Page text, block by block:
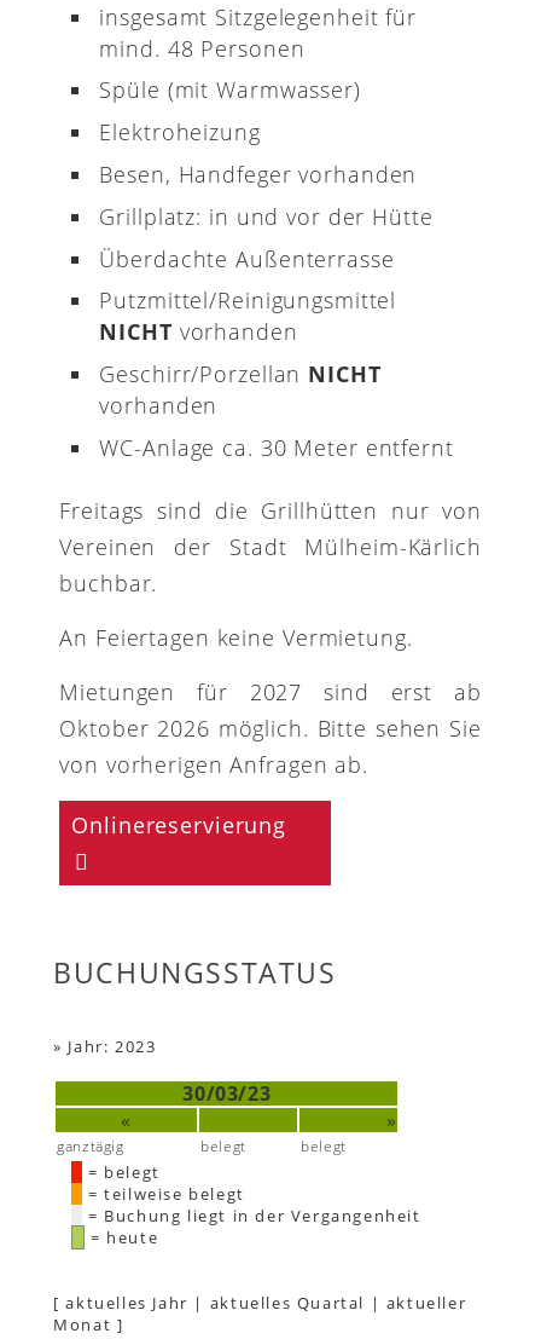
insgesamt Sitzgelegenheit für
mind. 48 Personen
Spüle (mit Warmwasser)
Elektroheizung
Besen, Handfeger vorhanden
Grillplatz: in und vor der Hütte
Überdachte Außenterrasse
Putzmittel/Reinigungsmittel
NICHT vorhanden
Geschirr/Porzellan NICHT
vorhanden
WC-Anlage ca. 30 Meter entfernt
Freitags sind die Grillhütten nur von
Vereinen der Stadt Mülheim-Kärlich
buchbar.
An Feiertagen keine Vermietung.
Mietungen für 2027 sind erst ab
Oktober 2026 möglich. Bitte sehen Sie
von vorherigen Anfragen ab.
Onlinereservierung
BUCHUNGSSTATUS
» Jahr: 2023
30/03/23
«
»
ganztägig belegt belegt
= belegt
= teilweise belegt
= Buchung liegt in der Vergangenheit
= heute
[aktuelles Jahr | aktuelles Quartal | aktueller
Monat ]